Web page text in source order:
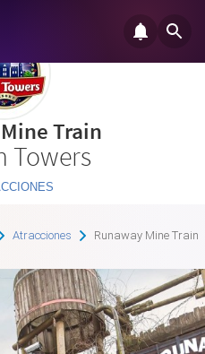
Train
Towers
Atracciones Runaway Mine Train